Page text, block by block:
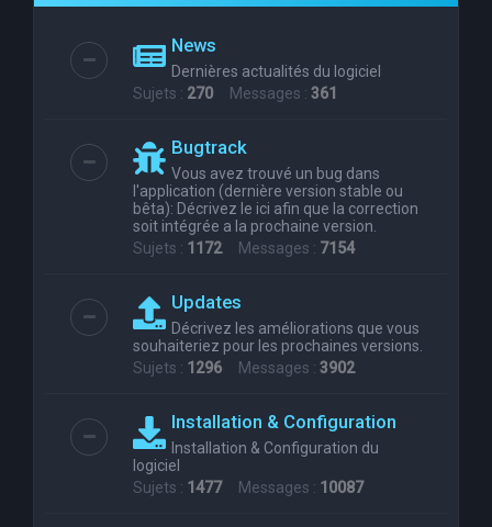
News
Dernières actualités du logiciel
Sujets : 270 Messages : 361
Bugtrack
Vous avez trouvé un bug dans
l'application (dernière version stable ou
bêta): Décrivez le ici afin que la correction
soit intégrée a la prochaine version.
Sujets : 1172Messages : 7154
Updates
Décrivez les améliorations que vous
souhaiteriez pour les prochaines versions.
Sujets : 1296 Messages : 3902
Installation & Configuration
Installation & Configuration du
logiciel
Sujets : 1477Messages : 10087